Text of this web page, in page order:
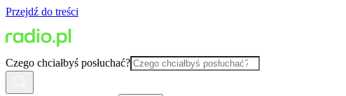
Przejdź do treści
Czego chciałbyś posłuchać?